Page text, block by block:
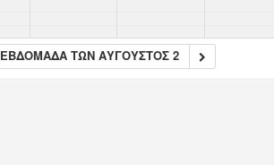
ΕΒΔΟΜΆΔΑ ΤΩΝ ΑΎΓΟΥΣΤΟΣ 2